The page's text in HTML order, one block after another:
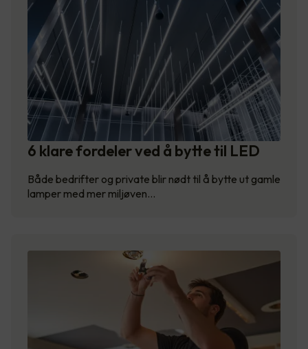
6 klare fordeler ved å bytte til LED
Både bedrifter og private blir nødt til å bytte ut gamle
lamper med mer miljøven…